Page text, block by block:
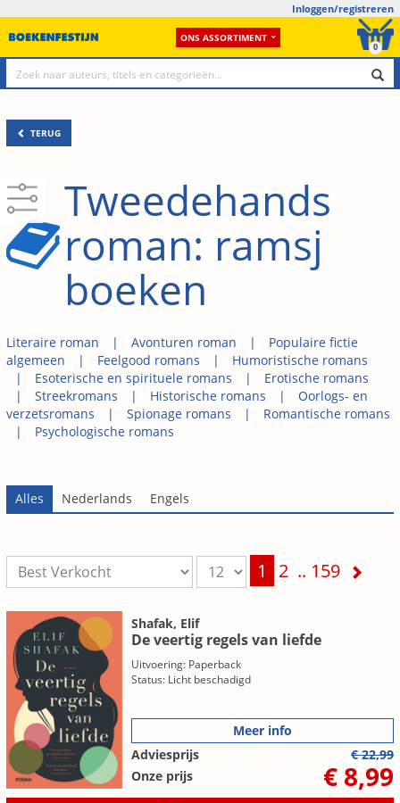
Inloggen/registreren
ONS ASSORTIMENT
0
TERUG
Tweedehands
roman: ramsj
boeken
Literaire roman Avonturen roman
Populaire fictie
algemeen
Feelgood romans
Humoristische romans
Esoterische en spirituele romans
Erotische romans
Streekromans
Historische romans
Oorlogs- en
verzetsromans
Spionage romans
Romantische romans
Psychologische romans
1 2 .. 159
Shafak, Elif
De veertig regels van liefde
Uitvoering: Paperback
Status: Licht beschadigd
Meer info
Adviesprijs
€ 22,99
Onze prijs
€ 8,99